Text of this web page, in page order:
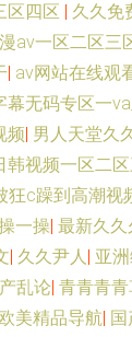
区四区 | 久久免
av一区二区三
| aⅴ网站在线观
幕无码专区一
频| 男人天堂久
韩视频一区二
狂c躁到高潮视
一操| 最新久久
| 久久尹人 | 亚
乱论| 青青青
欧美精品导航| 国